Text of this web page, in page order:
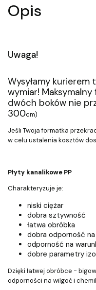
Opis
Uwaga!
Wysyłamy kurierem
wymiar!
dwóch boków nie
300cm)
Jeśli Twoja formatka
w celu ustalenia kosztów
Płyty kanalikowe PP
Charakteryzuje je:
niski ciężar
dobra sztywność
łatwa obróbka
dobra odporność
odporność na
dobre parametry
Dzięki łatwej obróbce -
odporności na wilgoć i